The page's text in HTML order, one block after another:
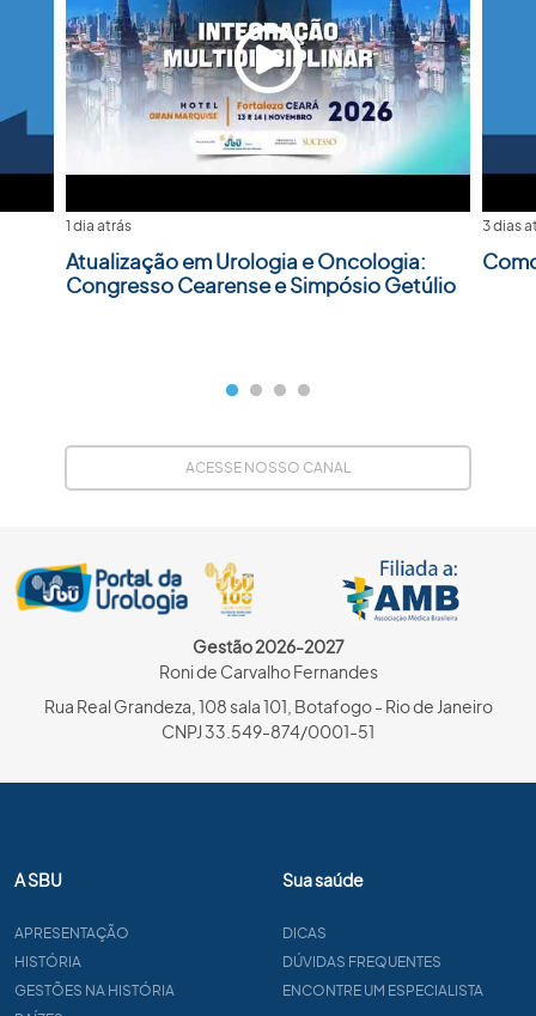
1 dia atrás
Atualização em Urologia e Oncologia:
Congresso Cearense e Simpósio Getúlio
3 dias
ACESSE NOSSO CANAL
Gestão 2026-2027
Roni de Carvalho Fernandes
Rua Real Grandeza, 108 sala 101, Botafogo - Rio de Janeiro
CNPJ 33.549-874/0001-51
A SBU
APRESENTAÇÃO
HISTÓRIA
GESTÕES NA HISTÓRIA
Sua saúde
DICAS
DÚVIDAS FREQUENTES
ENCONTRE UM ESPECIALISTA